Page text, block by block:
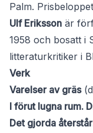
Palm.
Ulf Eriksson är
1958 och bosatt i
litteraturkritiker i
Verk
Varelser av gräs
I förut lugna rum.
Det gjorda återstår